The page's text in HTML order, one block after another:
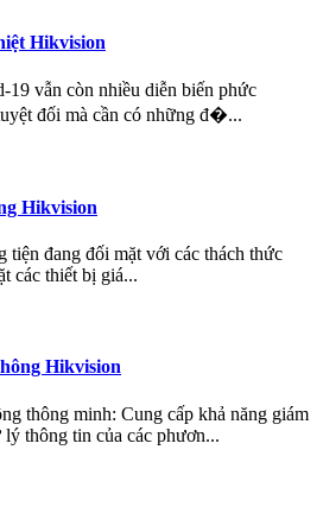
Hikvision
vẫn còn nhiều diễn biến phức
đối mà cần có những đ�...
Hikvision
tiện đang đối mặt với các thách thức
các thiết bị giá...
Hikvision
thông minh: Cung cấp khả năng giám
thông tin của các phươn...